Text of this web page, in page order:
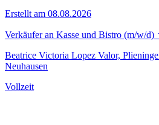
Erstellt am 08.08.2026
Verkäufer an Kasse und Bistro (m/w/d)
Beatrice Victoria Lopez Valor,
Neuhausen
Vollzeit